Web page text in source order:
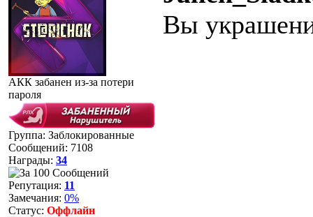
АКК забанен из-за потери
пароля
Группа: Заблокированные
Сообщений: 7108
Награды: 34
Репутация: 11
Замечания: 0%
Статус: Оффлайн
Вы